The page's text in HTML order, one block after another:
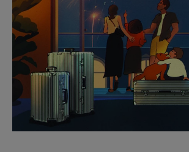
HEFFEN